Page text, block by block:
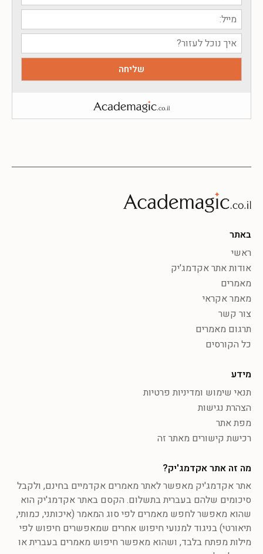
באתר
ראשי
אודות אתר אקדמג'יק
מאמרים
מאמר אקראי
צור קשר
תרגום מאמרים
כל הקורסים
מידע
תנאי שימוש ומדיניות פרטיות
הצהרת נגישות
מפת אתר
רכישת קישורים מאתר זה
מה זה אתר אקדמג'יק?
אתר אקדמג'יק מאפשר לאתר מאמרים אקדמיים בחינם, ולקבל
סיכומים שלהם בעברית בתשלום. הקסם באתר אקדמג'יק הוא
שהוא מאפשר לחפש מאמרים לפי סוג המאמר (איכותני, כמותי,
תיאורטי) בניגוד למנועי חיפוש אחרים שמאפשרים חיפוש לפי
מילות מפתח בלבד, ושהוא מאפשר חיפוש מאמרים בעברית או